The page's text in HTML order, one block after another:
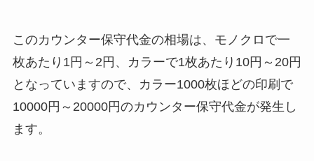
このカウンター保守代金の相場は、モノクロで一
枚あたり1円～2円、カラーで1枚あたり10円～20円
となっていますので、カラー1000枚ほどの印刷で
10000円～20000円のカウンター保守代金が発生し
ます。